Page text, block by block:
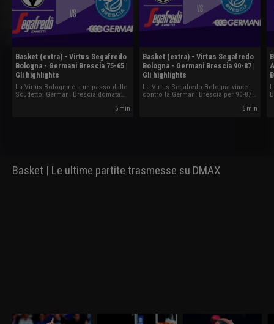
Basket (extra) - Virtus Segafredo
Bologna - Germani Brescia 75-65 |
Gli highlights
La Virtus Bologna è a un passo dallo
Scudetto: Germani Brescia domata
5 min
Basket (extra) - Virtus Segafredo
Bologna - Germani Brescia 90-87 |
Gli highlights
La Virtus Segafredo Bologna vince
contro la Germani Brescia per 90-87
6 min
Basket | Le ultime partite trasmesse su DMAX